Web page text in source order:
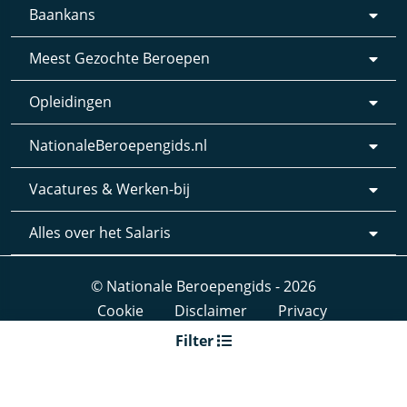
Filter
Baankans
Meest Gezochte Beroepen
Opleidingen
NationaleBeroepengids.nl
Vacatures & Werken-bij
Alles over het Salaris
© Nationale Beroepengids - 2026
Cookie
Disclaimer
Privacy
Webdesign & realisatie: